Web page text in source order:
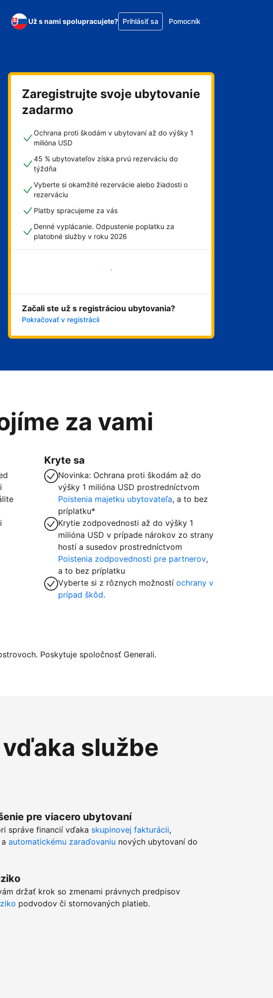
Už s nami spolupracujete? Prihlásiť sa Pomocník
Zaregistrujte svoje ubytovanie
zadarmo
Ochrana proti škodám v ubytovaní až do výšky 1
milióna USD
45 % ubytovateľov získa prvú rezerváciu do
týždňa
Vyberte si okamžité rezervácie alebo žiadosti o
rezerváciu
Platby spracujeme za vás
Denné vyplácanie. Odpustenie poplatku za
platobné služby v roku 2026
Začali ste už s registráciou ubytovania?
Pokračovať v registrácii
za vami
Kryte sa
Novinka: Ochrana proti škodám až do
výšky 1 milióna USD prostredníctvom
Poistenia majetku ubytovateľa, a to bez
príplatku*
Krytie zodpovednosti až do výšky 1
milióna USD v prípade nárokov zo strany
hostí a susedov prostredníctvom
Poistenia zodpovednosti pre partnerov,
a to bez príplatku
Vyberte si z rôznych možnostíochrany v
prípad škôd.
Poskytuje spoločnosť Generali.
službe
pre viacero ubytovaní
správe financií vďaka skupinovej fakturácii,
a automatickému zaraďovaniu nových ubytovaní do
držať krok so zmenami právnych predpisov
podvodov či stornovaných platieb.